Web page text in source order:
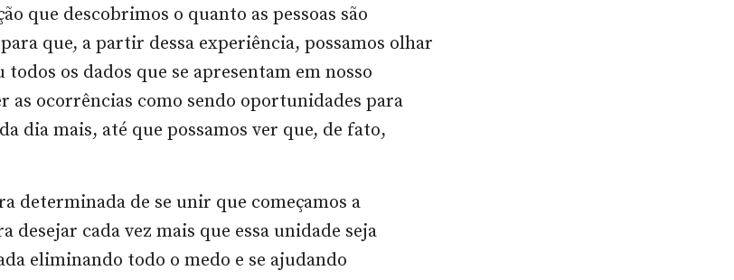
que descobrimos o quanto as pessoas são
que, a partir dessa experiência, possamos olhar
todos os dados que se apresentam em nosso
as ocorrências como sendo oportunidades para
dia mais, até que possamos ver que, de fato,
determinada de se unir que começamos a
desejar cada vez mais que essa unidade seja
eliminando todo o medo e se ajudando